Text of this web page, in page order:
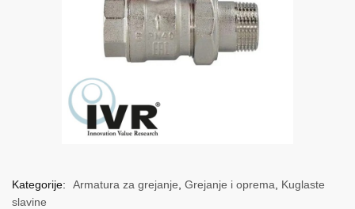
Kategorije: Armatura za grejanje Grejanje i oprema
Kuglaste
slavine